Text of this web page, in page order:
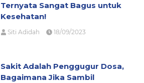
Ternyata Sangat Bagus untuk
Kesehatan!
Siti Adidah 18/09/2023
Sakit Adalah Penggugur Dosa,
Bagaimana Jika Sambil